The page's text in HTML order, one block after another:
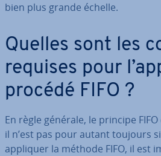
bien plus grande échelle.
Quelles sont les
requises pour
procédé FIFO ?
En règle générale, le principe
il n’est pas pour autant toujours
appliquer la méthode FIFO, il est